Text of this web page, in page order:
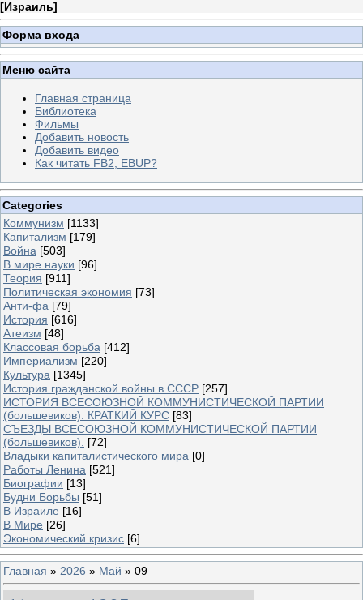
[Израиль]
Форма входа
Меню сайта
Главная страница
Библиотека
Фильмы
Добавить новость
Добавить видео
Как читать FB2, EBUP?
Categories
Коммунизм [1133]
Капитализм [179]
Война [503]
В мире науки [96]
Теория [911]
Политическая экономия [73]
Анти-фа [79]
История [616]
Атеизм [48]
Классовая борьба [412]
Империализм [220]
Культура [1345]
История гражданской войны в СССР [257]
ИСТОРИЯ ВСЕСОЮЗНОЙ КОММУНИСТИЧЕСКОЙ ПАРТИИ
(большевиков). КРАТКИЙ КУРС [83]
СЪЕЗДЫ ВСЕСОЮЗНОЙ КОММУНИСТИЧЕСКОЙ ПАРТИИ
(большевиков).
[72]
Владыки капиталистического мира [0]
Работы Ленина [521]
Биографии [13]
Будни Борьбы [51]
В Израиле [16]
В Мире [26]
Экономический кризис [6]
Главная » 2026 » Май » 09